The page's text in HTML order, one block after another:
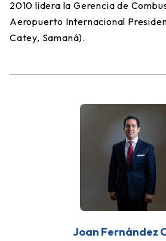
2010 lidera la Gerencia de
Aeropuerto Internacional
Catey, Samaná).
Joan Fernández